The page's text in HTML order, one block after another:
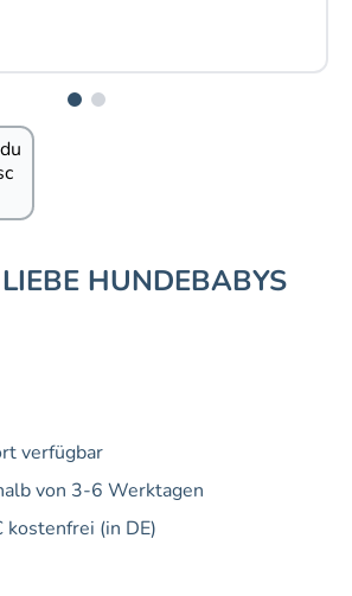
HUNDEBABYS
verfügbar
von 3-6 Werktagen
kostenfrei (in DE)